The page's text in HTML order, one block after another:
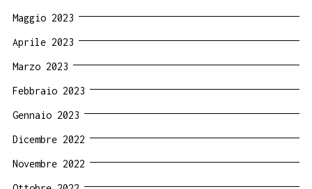
Maggio 2023
Aprile 2023
Marzo 2023
Febbraio 2023
Gennaio 2023
Dicembre 2022
Novembre 2022